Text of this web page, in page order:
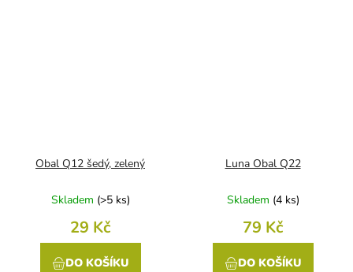
Obal Q12 šedý, zelený
Skladem (>5 ks)
29 Kč
DO KOŠÍKU
Luna Obal Q22
Skladem (4 ks)
79 Kč
DO KOŠÍKU